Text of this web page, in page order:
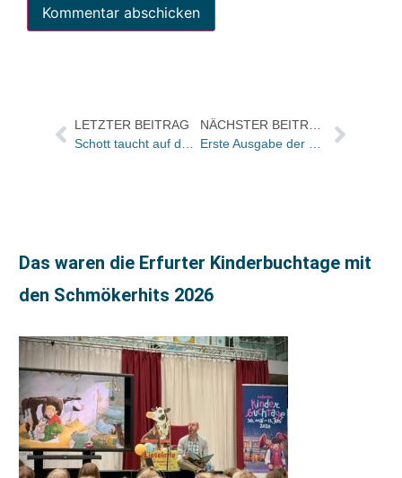
LETZTER BEITRAG
Das waren die Erfurter Kinderbuchtage mit
den Schmökerhits 2026